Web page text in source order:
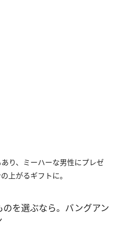
り、ミーハーな男性にプレゼ
上がるギフトに。
のを選ぶなら。バングアン